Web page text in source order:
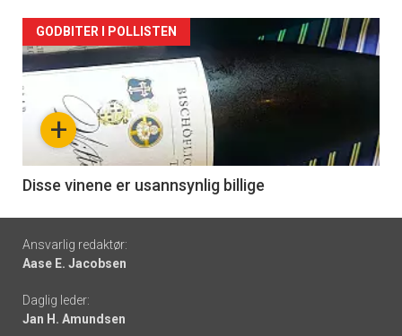
Forsiden
akkurat
nå
6
+
GODBITER I POLLISTEN
Disse vinene er usannsynlig billige
Footer
-
links
Ansvarlig redaktør:
Aase E. Jacobsen
Daglig leder:
Jan H. Amundsen